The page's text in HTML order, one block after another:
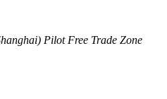
Pilot Free Trade Zone